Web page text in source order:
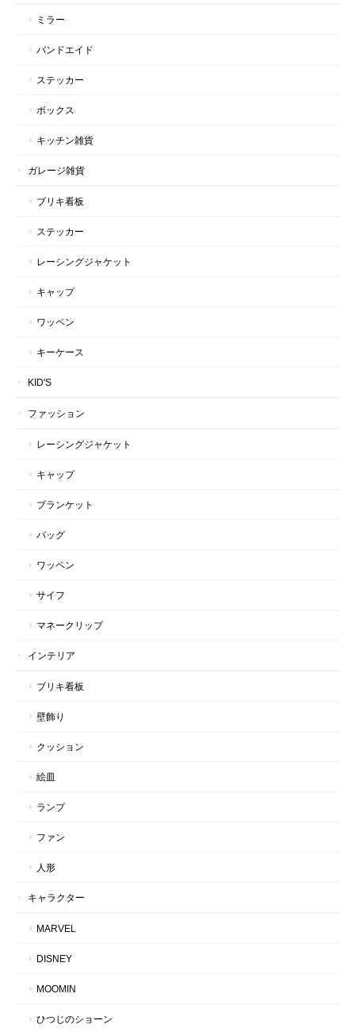
ミラー
バンドエイド
ステッカー
ボックス
キッチン雑貨
ガレージ雑貨
ブリキ看板
ステッカー
レーシングジャケット
キャップ
ワッペン
キーケース
KID'S
ファッション
レーシングジャケット
キャップ
ブランケット
バッグ
ワッペン
サイフ
マネークリップ
インテリア
ブリキ看板
壁飾り
クッション
絵皿
ランプ
ファン
人形
キャラクター
MARVEL
DISNEY
MOOMIN
ひつじのショーン